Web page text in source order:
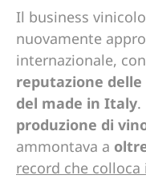
Il business
nuovamente
internazionale,
reputazione
del made in Italy.
produzione di
ammontava a
record che